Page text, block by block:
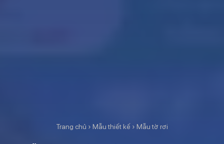
Trang chủ › Mẫu thiết kế › Mẫu tờ rơi